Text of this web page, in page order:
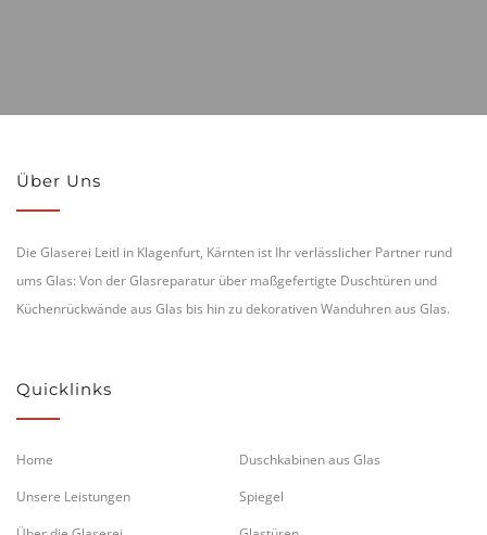
Über Uns
Die Glaserei Leitl in Klagenfurt, Kärnten ist Ihr verlässlicher Partner rund
ums Glas: Von der Glasreparatur über maßgefertigte Duschtüren und
Küchenrückwände aus Glas bis hin zu dekorativen Wanduhren aus Glas.
Quicklinks
Home
Duschkabinen aus Glas
Unsere Leistungen
Spiegel